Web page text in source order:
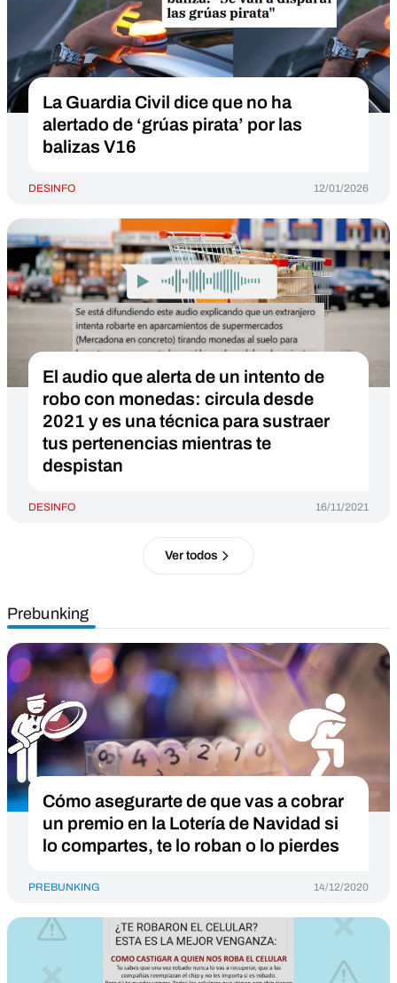
La Guardia Civil dice que no ha
alertado de ‘grúas pirata’ por las
balizas V16
DESINFO 12/01/2026
El audio que alerta de un intento de
robo con monedas: circula desde
2021 y es una técnica para sustraer
tus pertenencias mientras te
despistan
DESINFO 16/11/2021
Ver todos
Prebunking
Cómo asegurarte de que vas a cobrar
un premio en la Lotería de Navidad si
lo compartes, te lo roban o lo pierdes
PREBUNKING 14/12/2020